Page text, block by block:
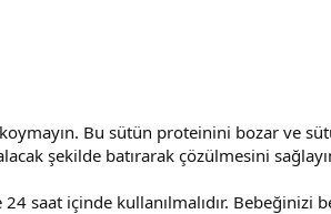
Bu sütün proteinini bozar ve
şekilde batırarak çözülmesini
saat içinde kullanılmalıdır. Bebeğinizi